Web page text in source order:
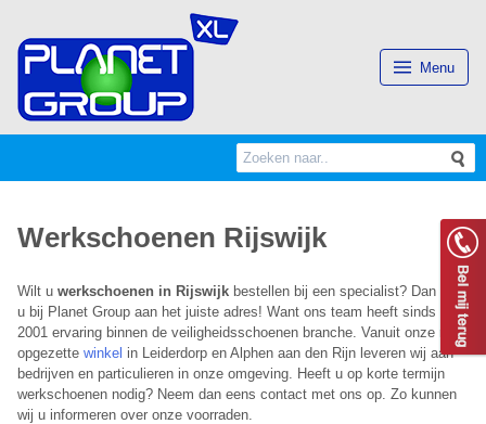
Menu
Search
for:
Werkschoenen Rijswijk
Wilt u werkschoenen in Rijswijk bestellen bij een specialist? Dan bent
u bij Planet Group aan het juiste adres! Want ons team heeft sinds
2001 ervaring binnen de veiligheidsschoenen branche. Vanuit onze ruim
opgezette winkel in Leiderdorp en Alphen aan den Rijn leveren wij aan
bedrijven en particulieren in onze omgeving. Heeft u op korte termijn
werkschoenen nodig? Neem dan eens contact met ons op. Zo kunnen
wij u informeren over onze voorraden.
(Esc)